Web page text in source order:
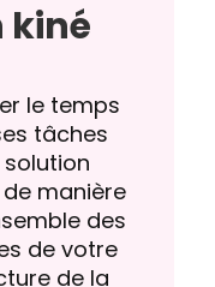
kiné
le temps
tâches
manière
des
de votre
de la